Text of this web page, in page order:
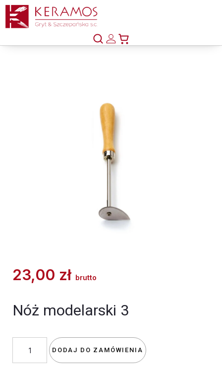
23,00 zł brutto
Nóż modelarski 3
2307-
DODAJ DO ZAMÓWIENIA